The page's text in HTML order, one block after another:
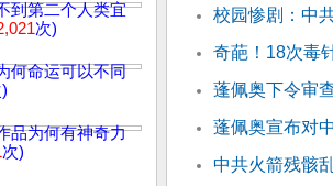
到第二个人类宜
次)
何命运可以不同
品为何有神奇力
次)
校园惨剧：中
奇葩！18次毒
蓬佩奥下令审
蓬佩奥宣布对
中共火箭残骸